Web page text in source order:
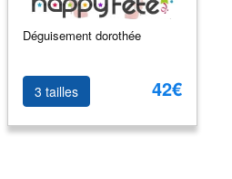
Déguisement dorothée
3 tailles 42€